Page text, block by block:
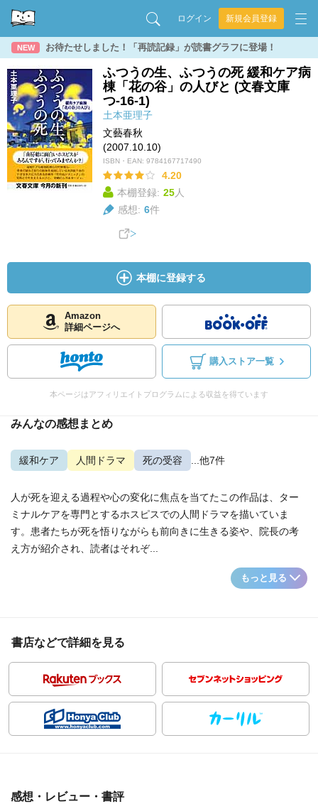
ログイン 新規会員登録
NEW お待たせしました！「再読記録」が読書グラフに登場！
ふつうの生、ふつうの死 緩和ケア病
棟「花の谷」の人びと (文春文庫
つ-16-1)
土本亜理子
文藝春秋
(2007.10.10)
ISBN・EAN: 9784167717490
4.20
本棚登録: 25人
感想: 6件
本棚に登録する
Amazon
詳細ページへ
購入ストア一覧
本ページはアフィリエイトプログラムによる収益を得ています
みんなの感想まとめ
緩和ケア 人間ドラマ 死の受容 ...他7件
人が死を迎える過程や心の変化に焦点を当てたこの作品は、ター
ミナルケアを専門とするホスピスでの人間ドラマを描いていま
す。患者たちが死を悟りながらも前向きに生きる姿や、院長の考
え方が紹介され、読者はそれぞ...
もっと見る
書店などで詳細を見る
感想・レビュー・書評